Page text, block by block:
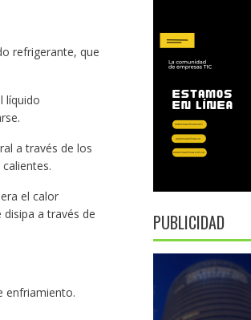
refrigerante, que
líquido
a través de los
el calor
a través de
enfriamiento.
PUBLICIDAD